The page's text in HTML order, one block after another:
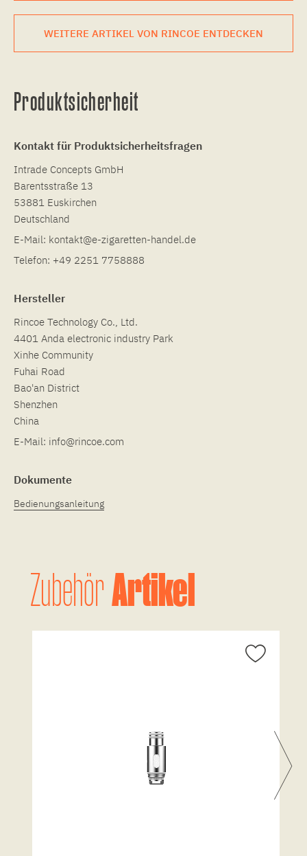
WEITERE ARTIKEL VON RINCOE ENTDECKEN
Produktsicherheit
Kontakt für Produktsicherheitsfragen
Intrade Concepts GmbH
Barentsstraße 13
53881 Euskirchen
Deutschland
E-Mail: kontakt@e-zigaretten-handel.de
Telefon: +49 2251 7758888
Hersteller
Rincoe Technology Co., Ltd.
4401 Anda electronic industry Park
Xinhe Community
Fuhai Road
Bao'an District
Shenzhen
China
E-Mail: info@rincoe.com
Dokumente
Bedienungsanleitung
ZubehörArtikel